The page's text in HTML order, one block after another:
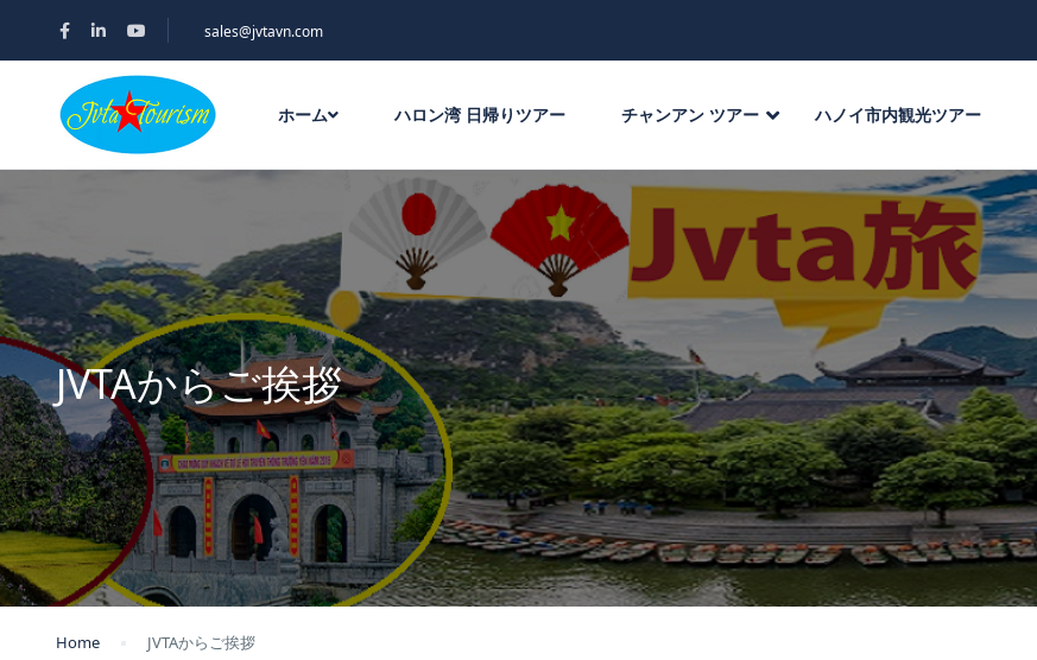
sales@jvtavn.com
ホーム ハロン湾 日帰りツアー チャンアン ツアー ハノイ市内観光ツアー
JVTAからご挨拶
Home JVTAからご挨拶